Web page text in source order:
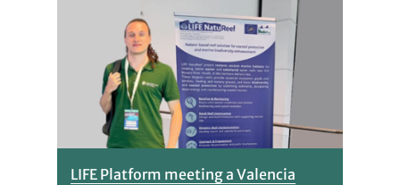
LIFE Platform meeting a Valencia